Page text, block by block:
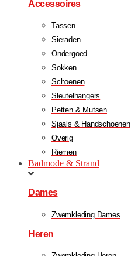
Accessoires
Tassen
Sieraden
Ondergoed
Sokken
Schoenen
Sleutelhangers
Petten & Mutsen
Sjaals & Handschoenen
Overig
Riemen
Badmode & Strand
Dames
Zwemkleding Dames
Heren